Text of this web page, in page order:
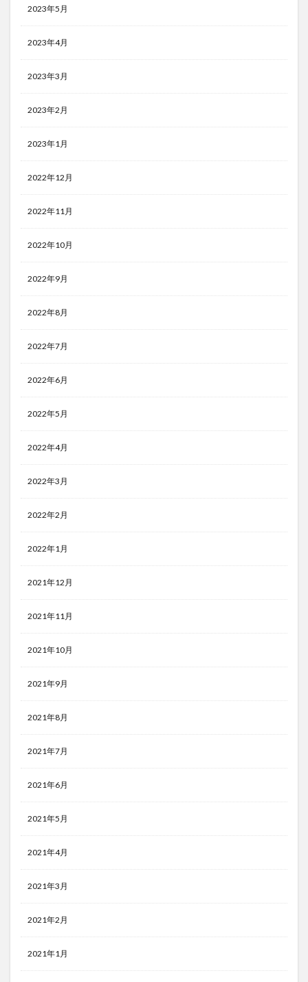
2023年5月
2023年4月
2023年3月
2023年2月
2023年1月
2022年12月
2022年11月
2022年10月
2022年9月
2022年8月
2022年7月
2022年6月
2022年5月
2022年4月
2022年3月
2022年2月
2022年1月
2021年12月
2021年11月
2021年10月
2021年9月
2021年8月
2021年7月
2021年6月
2021年5月
2021年4月
2021年3月
2021年2月
2021年1月